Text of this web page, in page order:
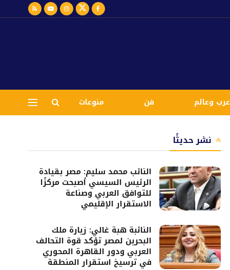
عرب وعالم فن منوعات
نشر حديثًا
النائب محمد سليم: مصر بقيادة
الرئيس السيسي أصبحت مركزًا
للتوافق العربي وصناعة
الاستقرار الإقليمي
النائبة هبة غالي: زيارة ملك
البحرين لمصر تؤكد قوة التحالف
العربي ودور القاهرة المحوري
في ترسيخ استقرار المنطقة